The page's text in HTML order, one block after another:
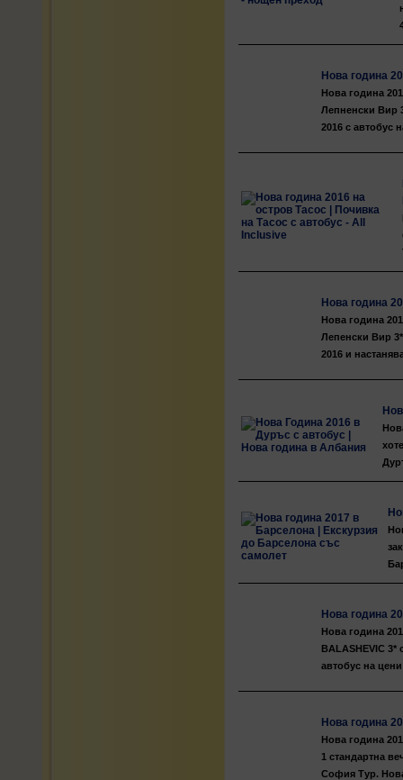
Нова година
Нова година
Лепненски Вир
2016 с автобус
Нова година
Нова година
Лепенски Вир
2016 и
Нова година
Нова година
BALASHEVIC
автобус на
Нова година
Нова година
1 стандартна
София Тур.